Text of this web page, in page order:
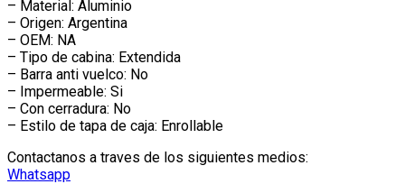
– Material: Aluminio
– Origen: Argentina
– OEM: NA
– Tipo de cabina: Extendida
– Barra anti vuelco: No
– Impermeable: Si
– Con cerradura: No
– Estilo de tapa de caja: Enrollable
Contactanos a traves de los siguientes medios:
Whatsapp